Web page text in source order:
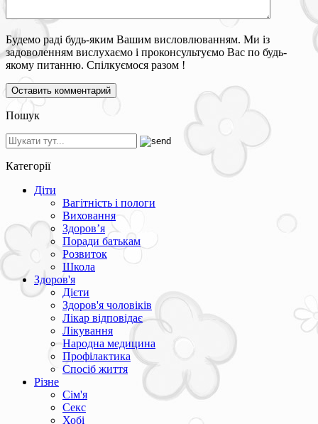
Будемо раді будь-яким Вашим висловлюванням. Ми із
задоволенням вислухаємо і проконсультуємо Вас по будь-
якому питанню. Спілкуємося разом !
Пошук
Категорії
Діти
Вагітність і пологи
Виховання
Здоров’я
Поради батькам
Розвиток
Школа
Здоров'я
Дієти
Здоров'я чоловіків
Лікар відповідає
Лікування
Народна медицина
Профілактика
Спосіб життя
Різне
Сім'я
Секс
Хобі